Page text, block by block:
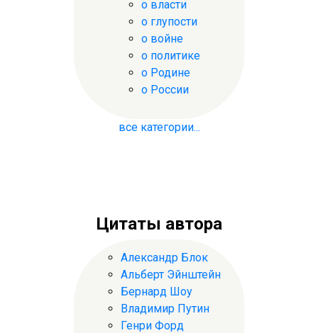
о власти
о глупости
о войне
о политике
о Родине
о России
все категории...
Цитаты автора
Александр Блок
Альберт Эйнштейн
Бернард Шоу
Владимир Путин
Генри Форд